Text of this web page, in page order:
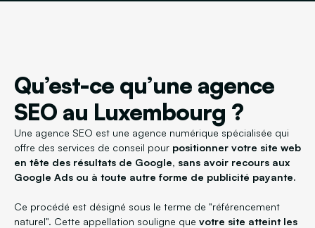
Qu’est-ce qu’une agence
SEO au Luxembourg ?
Une agence SEO est une agence numérique spécialisée qui
offre des services de conseil pour positionner votre site web
en tête des résultats de Google, sans avoir recours aux
Google Ads ou à toute autre forme de publicité payante.
Ce procédé est désigné sous le terme de "référencement
naturel". Cette appellation souligne que votre site atteint les